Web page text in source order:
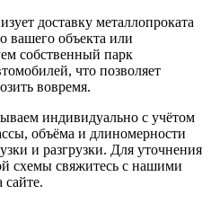
доставку металлопроката
вашего объекта или
собственный парк
что позволяет
вовремя.
индивидуально с учётом
объёма и длиномерности
и разгрузки. Для уточнения
схемы свяжитесь с нашими